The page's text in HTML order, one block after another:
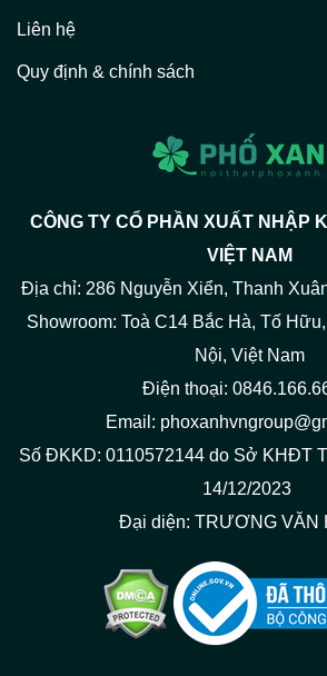
Liên hệ
Quy định & chính sách
CÔNG TY CỔ PHẦN XUẤT NHẬP
VIỆT NAM
Địa chỉ: 286 Nguyễn Xiển, Thanh
Showroom: Toà C14 Bắc Hà, Tố
Nội, Việt Nam
Điện thoại:
Email:
Số ĐKKD: 0110572144 do Sở KHĐT
14/12/2023
Đại diện: TRƯƠNG VĂN